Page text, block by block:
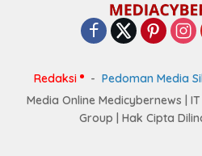
Redaksi Pedoman Media
Media Online Medicybernews |
Group | Hak Cipta